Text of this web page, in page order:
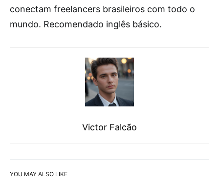
conectam freelancers brasileiros com todo o
mundo. Recomendado inglês básico.
Victor Falcão
YOU MAY ALSO LIKE